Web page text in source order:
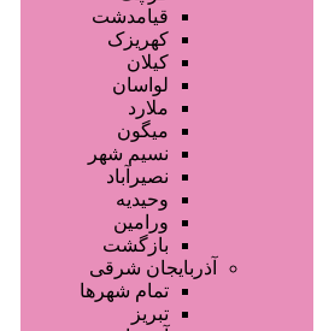
قیامدشت
کهریزک
کیلان
لواسان
ملارد
میگون
نسیم شهر
نصیرآباد
وحیدیه
ورامین
بازگشت
آذربایجان شرقی
تمام شهر‌ها
تبریز
صفحه اصلی
آگهی انبوه
طراحی سایت
صفحه اختصاصی
لیست سایتهای تبلیغاتی
دسته‌بندی‌ها